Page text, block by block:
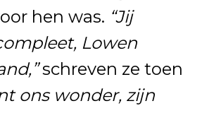
hen was. “Jij
Lowen
schreven ze toen
ons wonder, zijn